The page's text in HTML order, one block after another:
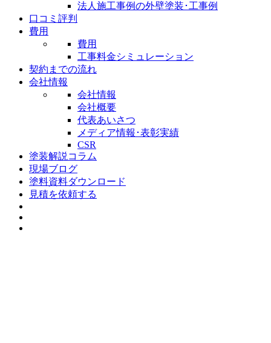
法人施工事例の外壁塗装･工事例
口コミ評判
費用
費用
工事料金シミュレーション
契約までの流れ
会社情報
会社情報
会社概要
代表あいさつ
メディア情報･表彰実績
CSR
塗装解説コラム
現場ブログ
塗料資料ダウンロード
見積を依頼する